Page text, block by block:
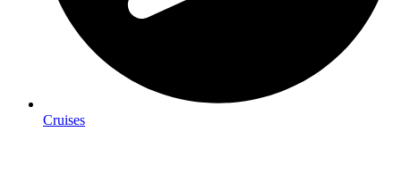
Cruises